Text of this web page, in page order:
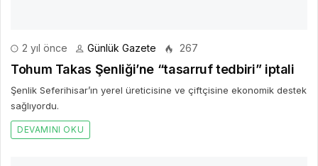
2 yıl önce Günlük Gazete 267
Tohum Takas Şenliği’ne “tasarruf tedbiri” iptali
Şenlik Seferihisar’ın yerel üreticisine ve çiftçisine ekonomik destek
sağlıyordu.
DEVAMINI OKU